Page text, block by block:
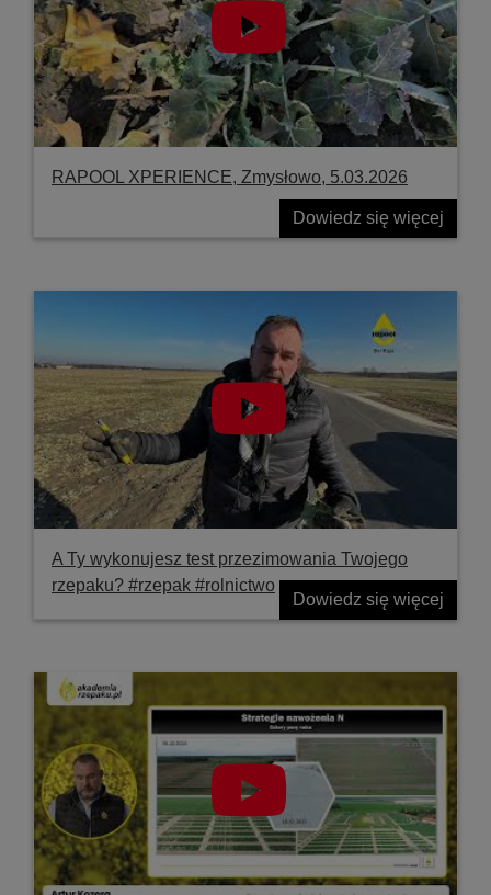
RAPOOL XPERIENCE, Zmysłowo, 5.03.2026
Dowiedz się więcej
A Ty wykonujesz test przezimowania Twojego
rzepaku? #rzepak #rolnictwo
Dowiedz się więcej